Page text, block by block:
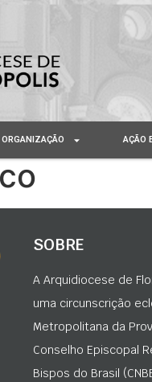
ORGANIZAÇÃO AÇÃO
SOBRE
A Arquidiocese de
uma circunscrição
Metropolitana da
Conselho Episcopal
Bispos do Brasil